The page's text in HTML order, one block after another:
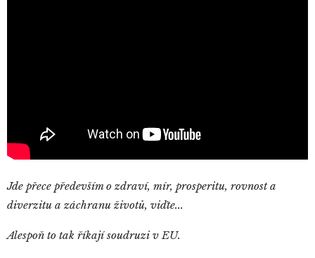
Jde přece především o zdraví, mír, prosperitu, rovnost a
diverzitu a záchranu životů, viďte...
Alespoň to tak říkají soudruzi v EU.